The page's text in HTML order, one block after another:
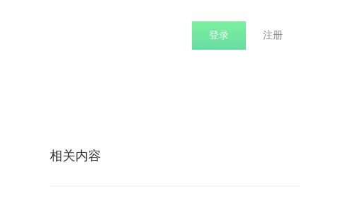
注册
登录
相关内容